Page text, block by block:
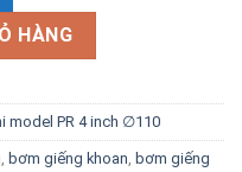
HÀNG
model PR 4 inch ∅110
, bơm giếng khoan, bơm giếng